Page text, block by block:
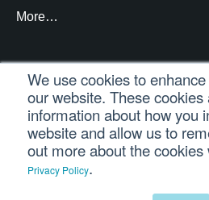
We use cookies to
our website. These
information about how you
website and allow us to
out more about the
Privacy Policy.
More…
© Copyright Trace
sesión del cliente|